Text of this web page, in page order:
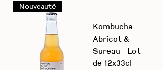
Nouveauté
Kombucha
Abricot &
Sureau - Lot
de 12x33cl